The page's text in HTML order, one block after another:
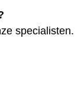
specialisten.